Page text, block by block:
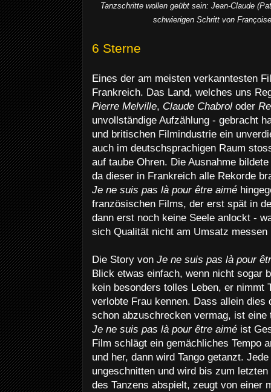
Tanzschritte wollen geübt sein: Jean-Claude
schwierigen Schritt von
6 Sterne
Eines der am meisten verkanntesten
Frankreich. Das Land, welches uns
Pierre Melville, Claude Chabrol oder
unvollständige Aufzählung - gebracht
und britischen Filmindustrie ein
auch im deutschsprachigen Raum
auf taube Ohren. Die Ausnahme
da dieser in Frankreich alle Rekorde
Je ne suis pas là pour être aimé
französischen Films, der erst spät in
dann erst noch keine Seele anlockt -
sich Qualität nicht am Umsatz messen
Die Story von Je ne suis pas là pour
Blick etwas einfach, wenn nicht sogar
kein besonders tolles Leben, er nimmt
verlobte Frau kennen. Dass allein dies
schon abzuschrecken vermag, ist eine
Je ne suis pas là pour être aimé ist
Film schlägt ein gemächliches Tempo
und her, dann wird Tango getanzt.
ungeschnitten und wird bis zum
des Tanzens abspielt, zeugt von einer